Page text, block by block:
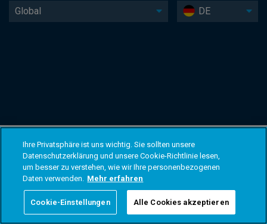
Global DE
Ihre Privatsphäre ist uns wichtig. Sie sollten unsere
Datenschutzerklärung und unsere Cookie-Richtlinie lesen,
um besser zu verstehen, wie wir Ihre personenbezogenen
Daten verwenden. Mehr erfahren
Cookie-Einstellungen Alle Cookies akzeptieren